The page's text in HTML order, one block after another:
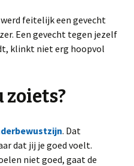
feitelijk een gevecht
Een gevecht tegen jezelf
klinkt niet erg hoopvol
zoiets?
. Dat
dat jij je goed voelt.
niet goed, gaat de